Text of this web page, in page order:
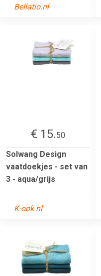
Bellatio.nl
€ 15.50
Solwang Design
vaatdoekjes - set van
3 - aqua/grijs
K-ook.nl